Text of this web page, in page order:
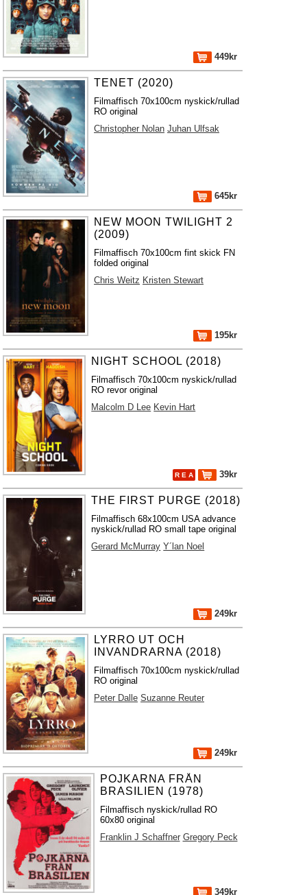
449kr
TENET (2020)
Filmaffisch 70x100cm nyskick/rullad
RO original
Christopher Nolan Juhan Ulfsak
645kr
NEW MOON TWILIGHT 2
(2009)
Filmaffisch 70x100cm fint skick FN
folded original
Chris Weitz Kristen Stewart
195kr
NIGHT SCHOOL (2018)
Filmaffisch 70x100cm nyskick/rullad
RO revor original
Malcolm D Lee Kevin Hart
R E A 39kr
THE FIRST PURGE (2018)
Filmaffisch 68x100cm USA advance
nyskick/rullad RO small tape original
Gerard McMurray Y´lan Noel
249kr
LYRRO UT OCH
INVANDRARNA (2018)
Filmaffisch 70x100cm nyskick/rullad
RO original
Peter Dalle Suzanne Reuter
249kr
POJKARNA FRÅN
BRASILIEN (1978)
Filmaffisch nyskick/rullad RO
60x80 original
Franklin J Schaffner Gregory Peck
349kr